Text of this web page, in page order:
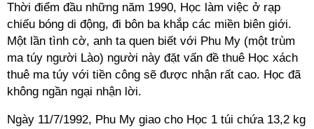
Thời điểm đầu những năm 1990, Học làm việc ở rạp
chiếu bóng di động, đi bôn ba khắp các miền biên giới.
Một lần tình cờ, anh ta quen biết với Phu My (một trùm
ma túy người Lào) người này đặt vấn đề thuê Học xách
thuê ma túy với tiền công sẽ được nhận rất cao. Học đã
không ngần ngại nhận lời.
Ngày 11/7/1992, Phu My giao cho Học 1 túi chứa 13,2 kg